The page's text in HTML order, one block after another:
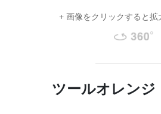
+ 画像をクリックすると拡
ツールオレンジ